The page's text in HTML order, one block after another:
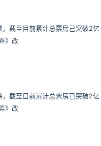
截至目前累计总票房已突破2亿
》改
截至目前累计总票房已突破2亿
》改